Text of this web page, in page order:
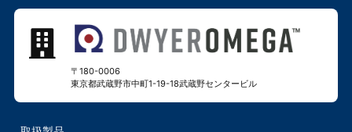
〒180-0006
東京都武蔵野市中町1-19-18武蔵野センタービル